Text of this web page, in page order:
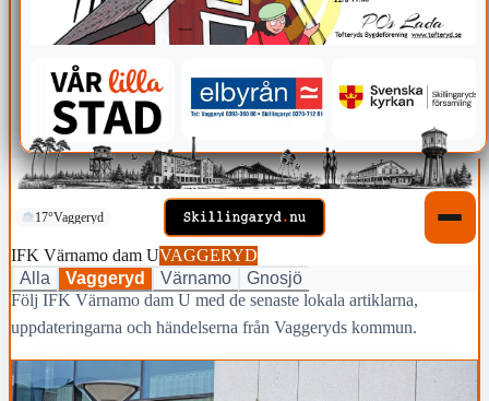
17°Vaggeryd
IFK Värnamo dam UVAGGERYD
Alla
Vaggeryd Värnamo
Gnosjö
Följ IFK Värnamo dam U med de senaste lokala artiklarna,
uppdateringarna och händelserna från Vaggeryds kommun.